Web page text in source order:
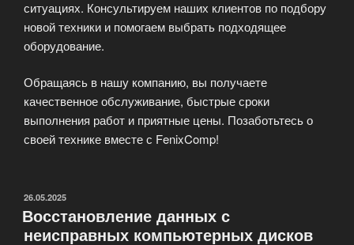
ситуациях. Консультируем наших клиентов по подбору
новой техники и помогаем выбрать подходящее
оборудование.
Обращаясь в нашу компанию, вы получаете
качественное обслуживание, быстрые сроки
выполнения работ и приятные цены. Позаботьтесь о
своей технике вместе с FenixComp!
ОПУБЛИКОВАНО
26.05.2025
Восстановление данных с
неисправных компьютерных дисков